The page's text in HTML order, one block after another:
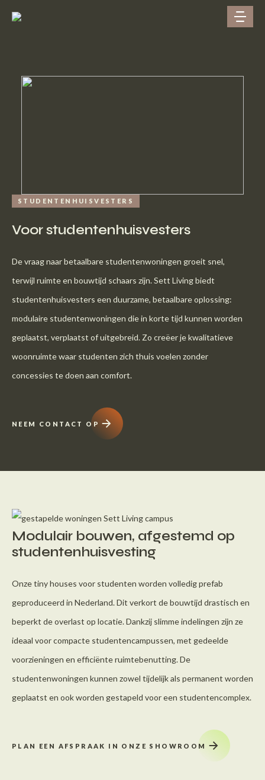
STUDENTENHUISVESTERS
Voor studentenhuisvesters
De vraag naar betaalbare studentenwoningen groeit snel,
terwijl ruimte en bouwtijd schaars zijn. Sett Living biedt
studentenhuisvesters een duurzame, betaalbare oplossing:
modulaire studentenwoningen die in korte tijd kunnen worden
geplaatst, verplaatst of uitgebreid. Zo creëer je kwalitatieve
woonruimte waar studenten zich thuis voelen zonder
concessies te doen aan comfort.
NEEM CONTACT OP
Modulair bouwen, afgestemd op
studentenhuisvesting
Onze tiny houses voor studenten worden volledig prefab
geproduceerd in Nederland. Dit verkort de bouwtijd drastisch en
beperkt de overlast op locatie. Dankzij slimme indelingen zijn ze
ideaal voor compacte studentencampussen, met gedeelde
voorzieningen en efficiënte ruimtebenutting. De
studentenwoningen kunnen zowel tijdelijk als permanent worden
geplaatst en ook worden gestapeld voor een studentencomplex.
PLAN EEN AFSPRAAK IN ONZE SHOWROOM